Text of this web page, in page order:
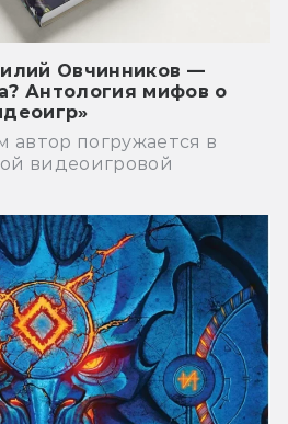
Овчинников —
Антология мифов о
автор погружается в
видеоигровой